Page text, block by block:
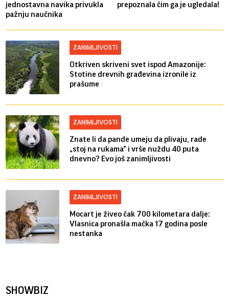
jednostavna navika privukla
pažnju naučnika
prepoznala čim ga je ugledala!
ZANIMLJIVOSTI
Otkriven skriveni svet ispod Amazonije:
Stotine drevnih građevina izronile iz
prašume
ZANIMLJIVOSTI
Znate li da pande umeju da plivaju, rade
„stoj na rukama” i vrše nuždu 40 puta
dnevno? Evo još zanimljivosti
ZANIMLJIVOSTI
Mocart je živeo čak 700 kilometara dalje:
Vlasnica pronašla mačka 17 godina posle
nestanka
SHOWBIZ